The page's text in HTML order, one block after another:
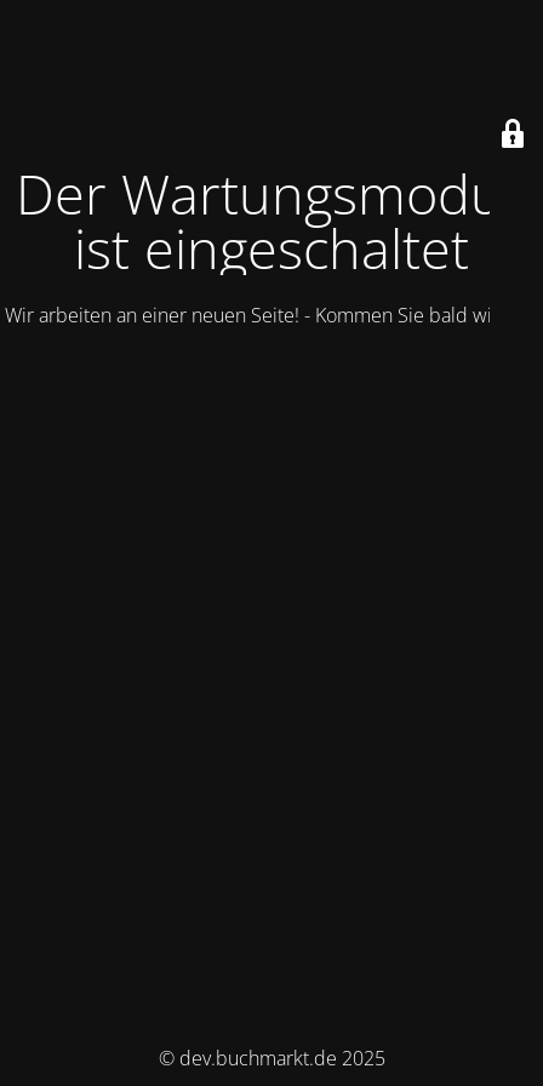
Der Wartungsmodus
ist eingeschaltet
Wir arbeiten an einer neuen Seite! - Kommen Sie bald wieder.
© dev.buchmarkt.de 2025